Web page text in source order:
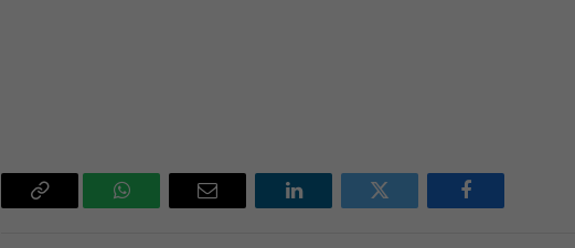
فيسبوك تويتر لينكدإن
البريد
واتساب
Copy